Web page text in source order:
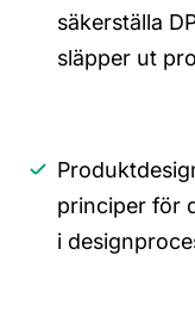
säkerställa
släpper ut
principer för
i